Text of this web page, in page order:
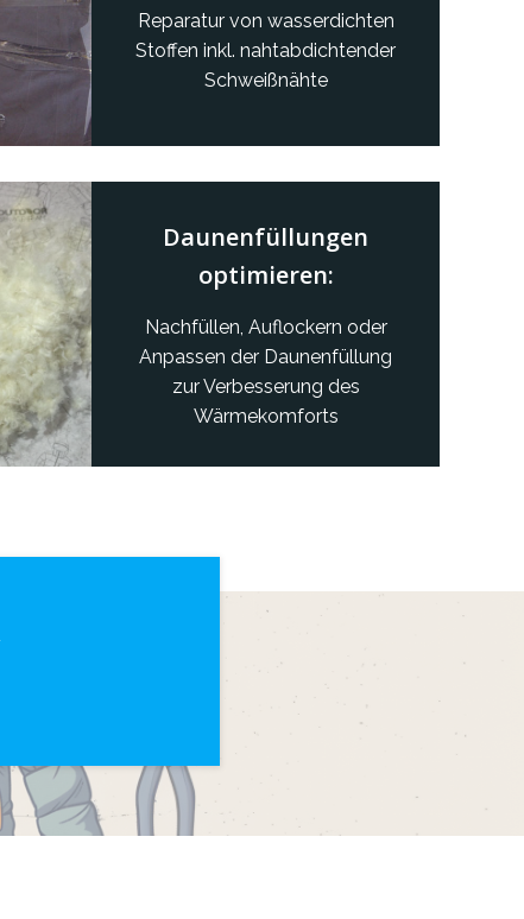
Reparatur von wasserdichten
Stoffen inkl. nahtabdichtender
Schweißnähte
Daunenfüllungen
optimieren:
Nachfüllen, Auflockern oder
Anpassen der Daunenfüllung
zur Verbesserung des
Wärmekomforts